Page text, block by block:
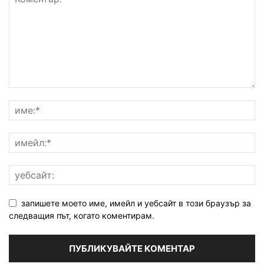
запишете моето име, имейл и уебсайт в този браузър за
следващия път, когато коментирам.